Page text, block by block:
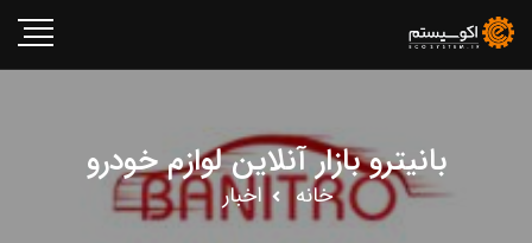
بانیترو بازار آنلاین لوازم خودرو
خانه اخبار